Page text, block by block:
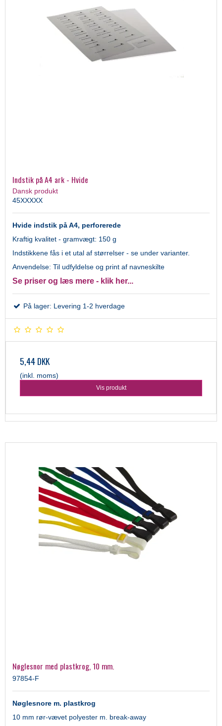
Indstik på A4 ark - Hvide
Dansk produkt
45XXXXX
Hvide indstik på A4, perforerede
Kraftig kvalitet - gramvægt: 150 g
Indstikkene fås i et utal af størrelser - se under varianter.
Anvendelse: Til udfyldelse og print af navneskilte
Se priser og læs mere - klik her...
På lager: Levering 1-2 hverdage
5,44 DKK
(inkl. moms)
Vis produkt
Nøglesnor med plastkrog, 10 mm.
97854-F
Nøglesnore m. plastkrog
10 mm rør-vævet polyester m. break-away